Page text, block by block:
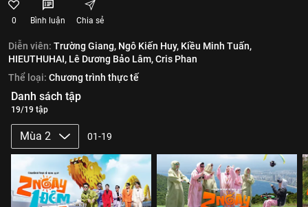
0 Bình luận Chia sẻ
Diễn viên: Trường Giang, Ngô Kiến Huy, Kiều Minh Tuấn,
HIEUTHUHAI, Lê Dương Bảo Lâm,Cris Phan
Thể loại: Chương trình thực tế
Danh sách tập
19/19 tập
Mùa 2 01-19